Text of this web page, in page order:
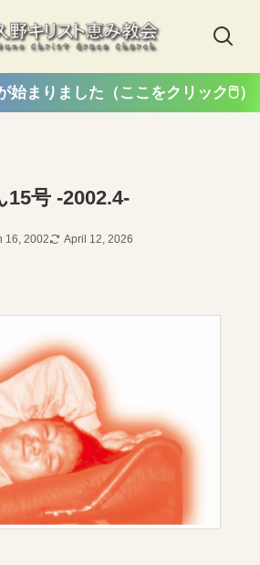
ました（ここをクリック🖱️）
15号 -2002.4-
16, 2002 April 12, 2026